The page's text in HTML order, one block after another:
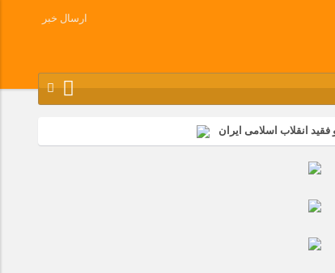
ارسال خبر
انقلاب اسلامی ایران
شرکت کرد